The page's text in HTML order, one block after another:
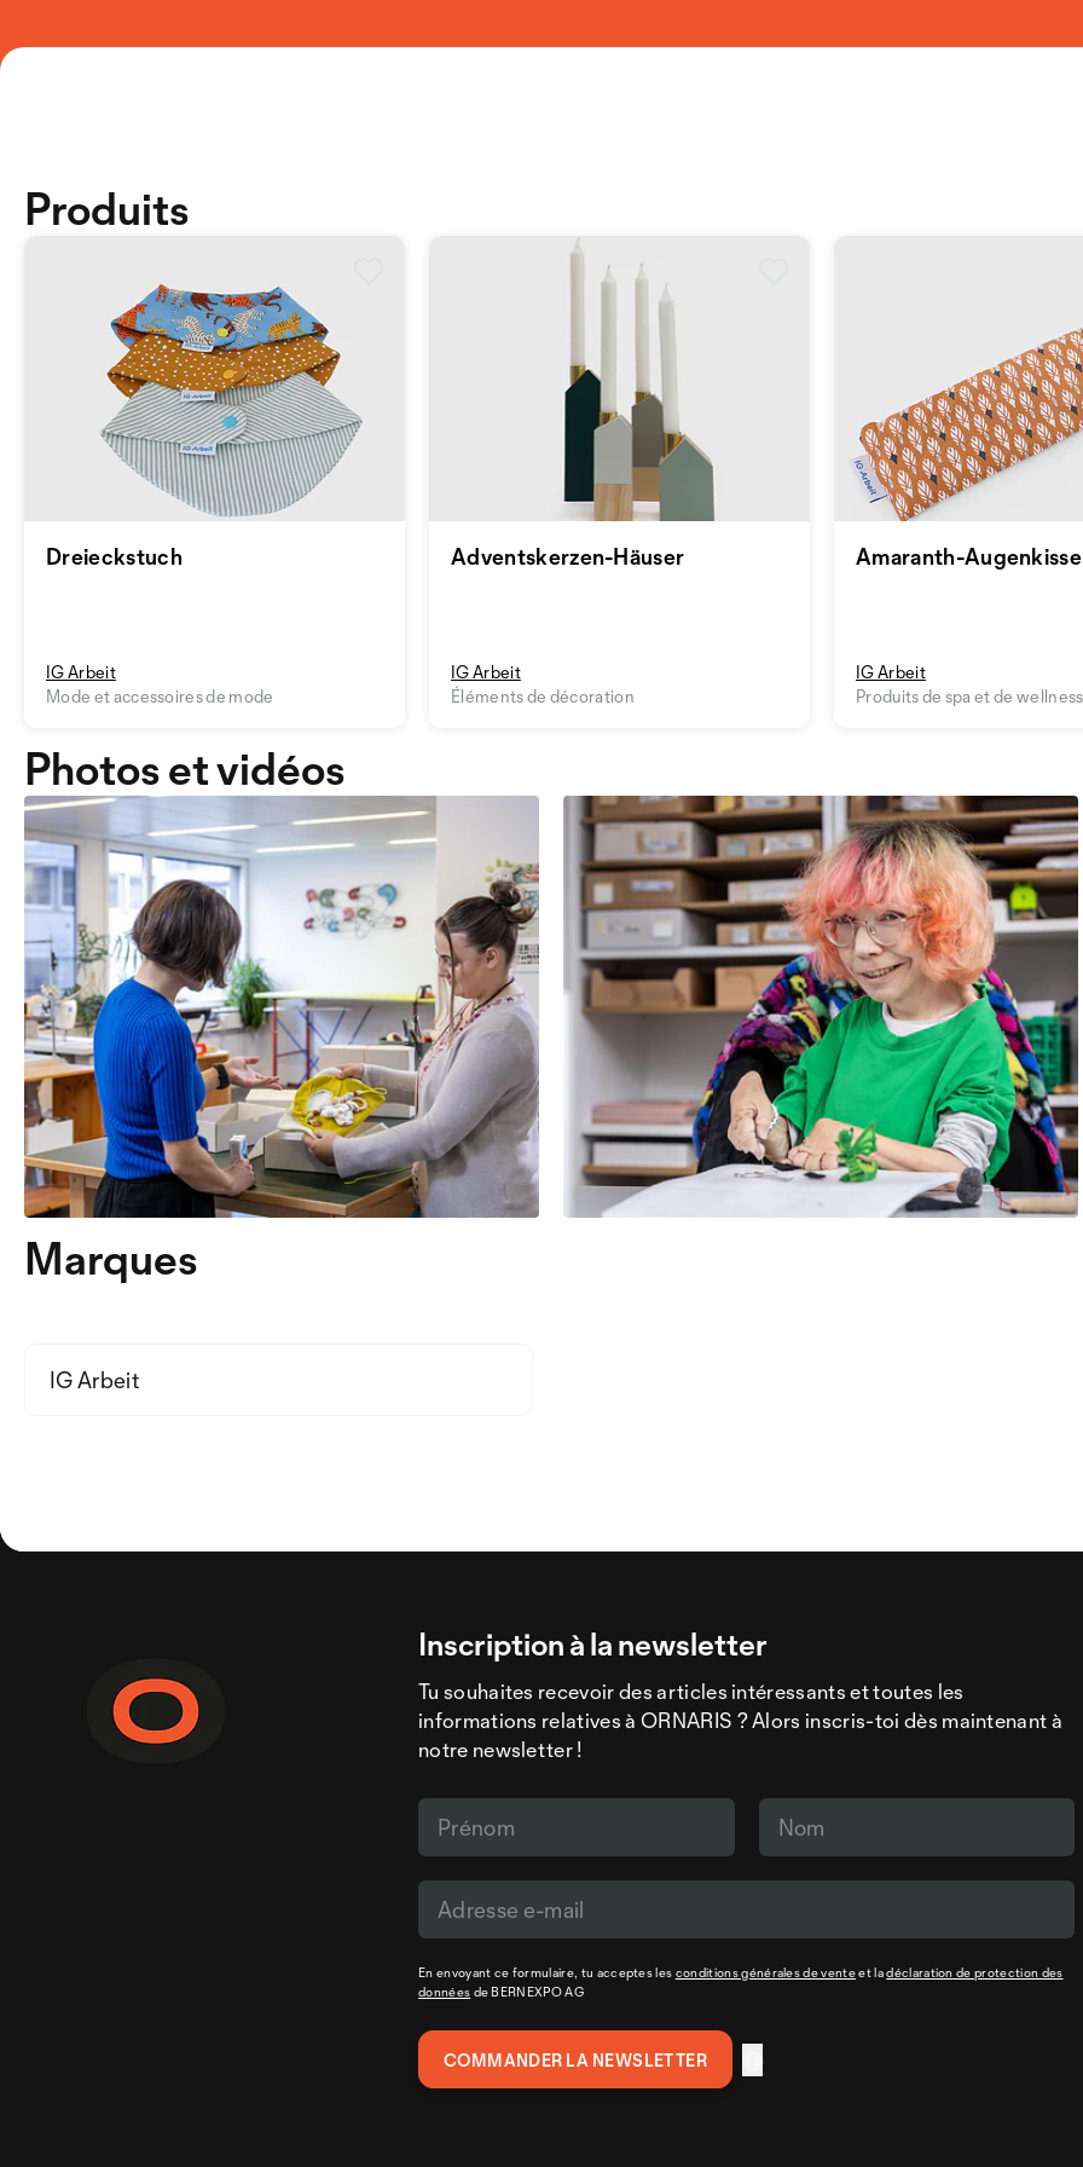
Dreieckstuch
IG Arbeit
Mode et accessoires de mode
Adventskerzen-Häuser
IG Arbeit
Éléments de décoration
Amaranth-
IG Arbeit
Produits de spa et de wellness
Produits
Photos et vidéos
Marques
IG Arbeit
Inscription à la newsletter
Tu souhaites recevoir des articles intéressants et toutes les
informations relatives à ORNARIS ? Alors inscris-toi dès maintenant à
notre newsletter !
En envoyant ce formulaire, tu acceptes les conditions générales de venteet ladéclaration de protection des
données de BERNEXPO AG